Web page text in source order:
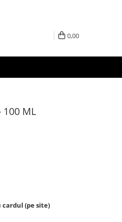
0,00
100 ML
cardul (pe site)